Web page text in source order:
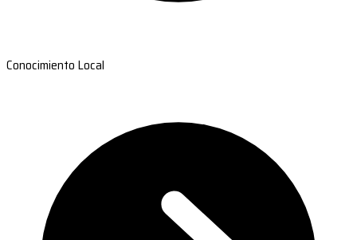
Conocimiento Local